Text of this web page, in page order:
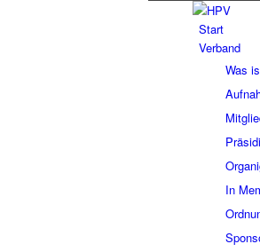
Start
Verband
Was
In